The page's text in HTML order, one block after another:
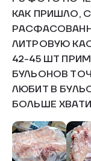
КАК ПРИШЛО,
ЛИТРОВУЮ
42-45 ШТ
БУЛЬОНОВ
ЛЮБИТ В
БОЛЬШЕ